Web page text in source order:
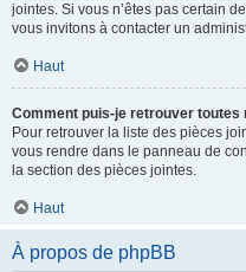
jointes. Si vous n’êtes pas certain
vous invitons à contacter un
Haut
Comment puis-je retrouver toutes
Pour retrouver la liste des pièces
vous rendre dans le panneau de
la section des pièces jointes.
Haut
À propos de phpBB